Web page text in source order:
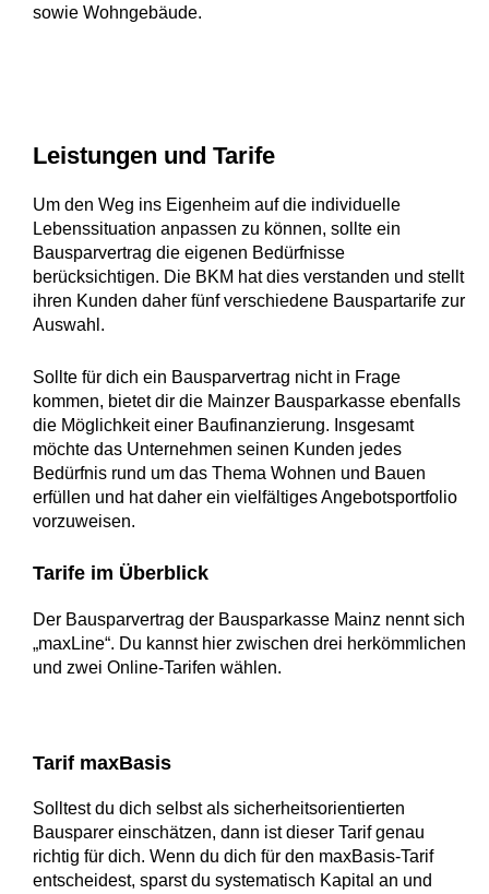
sowie Wohngebäude.
Leistungen und Tarife
Um den Weg ins Eigenheim auf die individuelle
Lebenssituation anpassen zu können, sollte ein
Bausparvertrag die eigenen Bedürfnisse
berücksichtigen. Die BKM hat dies verstanden und stellt
ihren Kunden daher fünf verschiedene Bauspartarife zur
Auswahl.
Sollte für dich ein Bausparvertrag nicht in Frage
kommen, bietet dir die Mainzer Bausparkasse ebenfalls
die Möglichkeit einer Baufinanzierung. Insgesamt
möchte das Unternehmen seinen Kunden jedes
Bedürfnis rund um das Thema Wohnen und Bauen
erfüllen und hat daher ein vielfältiges Angebotsportfolio
vorzuweisen.
Tarife im Überblick
Der Bausparvertrag der Bausparkasse Mainz nennt sich
„maxLine“. Du kannst hier zwischen drei herkömmlichen
und zwei Online-Tarifen wählen.
Tarif maxBasis
Solltest du dich selbst als sicherheitsorientierten
Bausparer einschätzen, dann ist dieser Tarif genau
richtig für dich. Wenn du dich für den maxBasis-Tarif
entscheidest, sparst du systematisch Kapital an und